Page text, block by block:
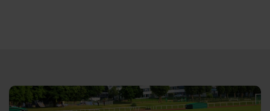
Direct door naar content